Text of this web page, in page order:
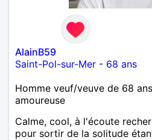
AlainB59
Saint-Pol-sur-Mer - 68 ans
Homme veuf/veuve de 68
amoureuse
Calme, cool, à l'écoute
pour sortir de la solitude